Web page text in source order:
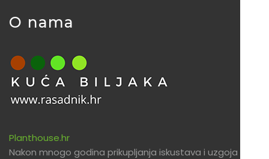
O nama
Planthouse.hr
Nakon mnogo godina prikupljanja iskustava i uzgoja